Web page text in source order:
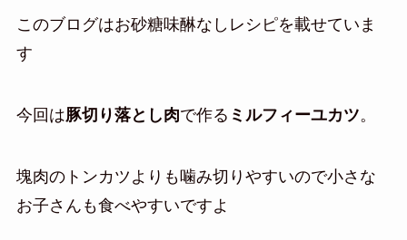
このブログはお砂糖味醂なしレシピを載せていま
す
今回は豚切り落とし肉で作る ミルフィーユカツ。
塊肉のトンカツよりも噛み切りやすいので小さな
お子さんも食べやすいですよ